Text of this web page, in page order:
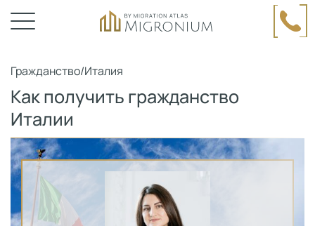
Гражданство/Италия
Как получить гражданство
Италии